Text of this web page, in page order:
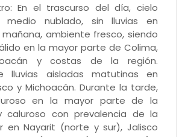
En el trascurso del día, cielo
medio nublado, sin lluvias en
mañana, ambiente fresco, siendo
en la mayor parte de Colima,
y costas de la región.
lluvias aisladas matutinas en
y Michoacán. Durante la tarde,
en la mayor parte de la
caluroso con prevalencia de la
en Nayarit (norte y sur), Jalisco